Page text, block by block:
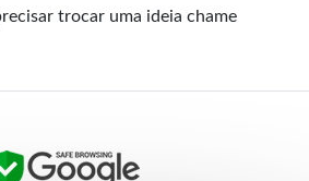
trocar uma ideia chame